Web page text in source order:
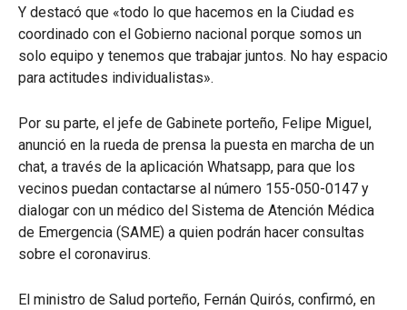
Y destacó que «todo lo que hacemos en la Ciudad es
coordinado con el Gobierno nacional porque somos un
solo equipo y tenemos que trabajar juntos. No hay espacio
para actitudes individualistas».
Por su parte, el jefe de Gabinete porteño, Felipe Miguel,
anunció en la rueda de prensa la puesta en marcha de un
chat, a través de la aplicación Whatsapp, para que los
vecinos puedan contactarse al número 155-050-0147 y
dialogar con un médico del Sistema de Atención Médica
de Emergencia (SAME) a quien podrán hacer consultas
sobre el coronavirus.
El ministro de Salud porteño, Fernán Quirós, confirmó, en